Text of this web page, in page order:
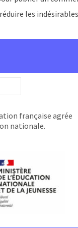
les
française agrée
nationale.